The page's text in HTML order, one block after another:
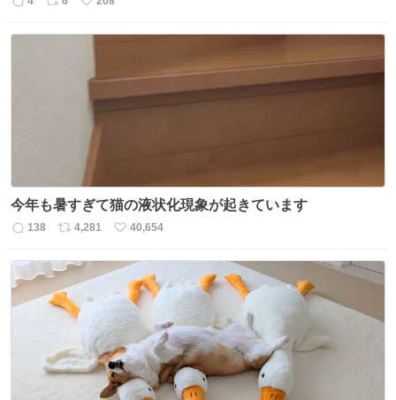
返
リ
い
今年も暑すぎて猫の液状化現象が起きています
返
138
リ
ス
ト
数
4,281
い
ね
数
40,654